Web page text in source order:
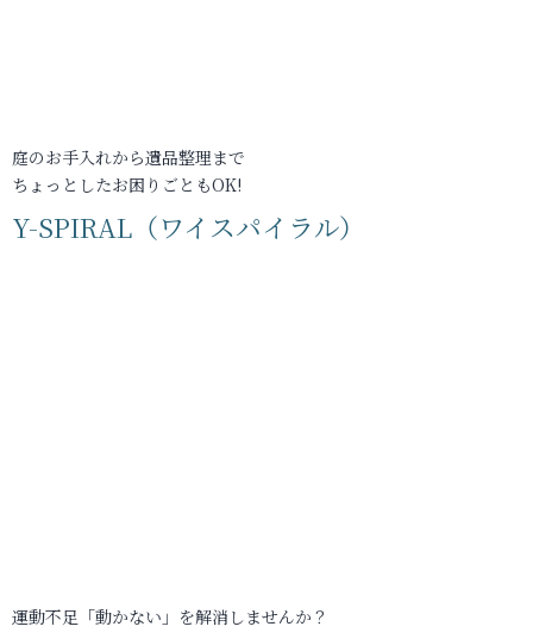
庭のお手入れから遺品整理まで
ちょっとしたお困りごともOK!
Y-SPIRAL（ワイスパイラル）
運動不足「動かない」を解消しませんか？